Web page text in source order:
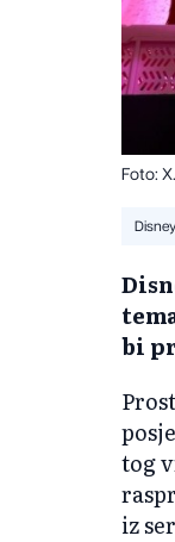
Foto:
bi
tog
iz